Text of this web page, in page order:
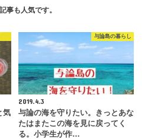
事も人気です。
気
与論島の暮らし
2019.4.3
与論の海を守りたい。きっとあな
たはまたこの海を見に戻ってく
る。小学生が作…